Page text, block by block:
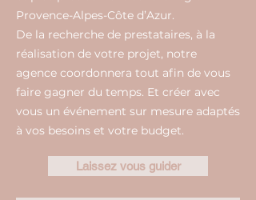
Provence-Alpes-Côte d’Azur.
De la recherche de prestataires, à la
réalisation de votre projet, notre
agence coordonnera tout afin de vous
faire gagner du temps. Et créer avec
vous un événement sur mesure adaptés
à vos besoins et votre budget.
Laissez vous guider